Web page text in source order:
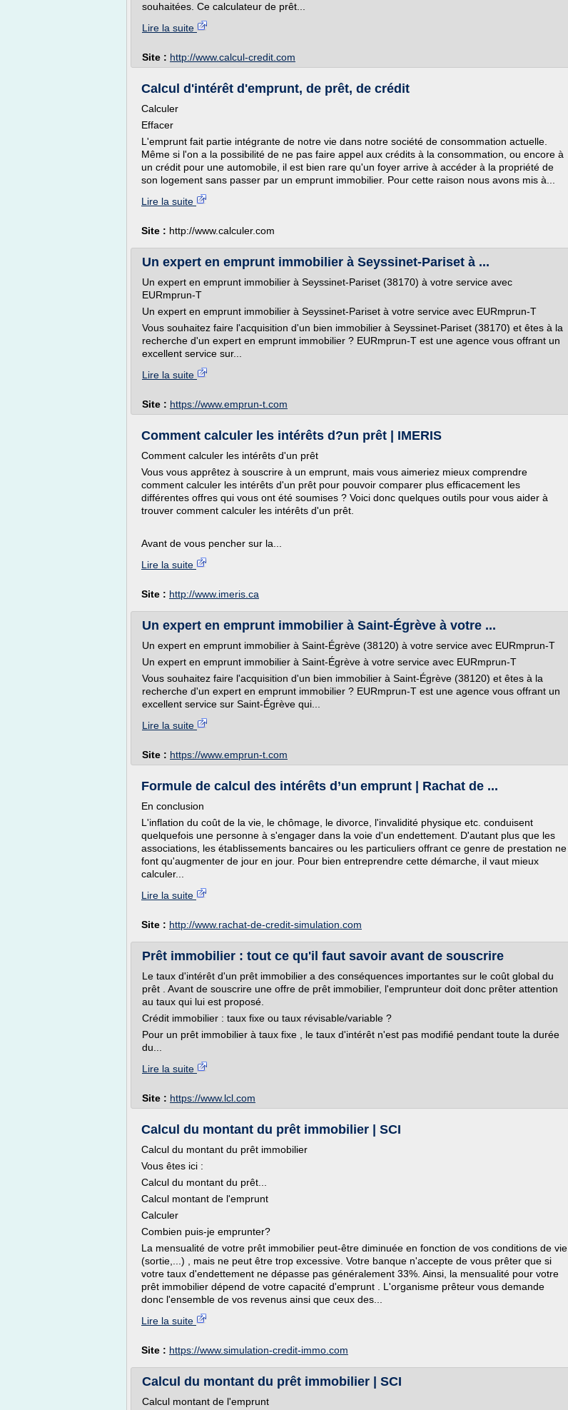
souhaitées. Ce calculateur de prêt...
Lire la suite
Site : http://www.calcul-credit.com
Calcul d'intérêt d'emprunt, de prêt, de crédit
Calculer
Effacer
L'emprunt fait partie intégrante de notre vie dans notre société de consommation actuelle.
Même si l'on a la possibilité de ne pas faire appel aux crédits à la consommation, ou encore à
un crédit pour une automobile, il est bien rare qu'un foyer arrive à accéder à la propriété de
son logement sans passer par un emprunt immobilier. Pour cette raison nous avons mis à...
Lire la suite
Site : http://www.calculer.com
Un expert en emprunt immobilier à Seyssinet-Pariset à ...
Un expert en emprunt immobilier à Seyssinet-Pariset (38170) à votre service avec
EURmprun-T
Un expert en emprunt immobilier à Seyssinet-Pariset à votre service avec EURmprun-T
Vous souhaitez faire l'acquisition d'un bien immobilier à Seyssinet-Pariset (38170) et êtes à la
recherche d'un expert en emprunt immobilier ? EURmprun-T est une agence vous offrant un
excellent service sur...
Lire la suite
Site : https://www.emprun-t.com
Comment calculer les intérêts d?un prêt | IMERIS
Comment calculer les intérêts d'un prêt
Vous vous apprêtez à souscrire à un emprunt, mais vous aimeriez mieux comprendre
comment calculer les intérêts d'un prêt pour pouvoir comparer plus efficacement les
différentes offres qui vous ont été soumises ? Voici donc quelques outils pour vous aider à
trouver comment calculer les intérêts d'un prêt.
Avant de vous pencher sur la...
Lire la suite
Site : http://www.imeris.ca
Un expert en emprunt immobilier à Saint-Égrève à votre ...
Un expert en emprunt immobilier à Saint-Égrève (38120) à votre service avec EURmprun-T
Un expert en emprunt immobilier à Saint-Égrève à votre service avec EURmprun-T
Vous souhaitez faire l'acquisition d'un bien immobilier à Saint-Égrève (38120) et êtes à la
recherche d'un expert en emprunt immobilier ? EURmprun-T est une agence vous offrant un
excellent service sur Saint-Égrève qui...
Lire la suite
Site : https://www.emprun-t.com
Formule de calcul des intérêts d’un emprunt | Rachat de ...
En conclusion
L'inflation du coût de la vie, le chômage, le divorce, l'invalidité physique etc. conduisent
quelquefois une personne à s'engager dans la voie d'un endettement. D'autant plus que les
associations, les établissements bancaires ou les particuliers offrant ce genre de prestation ne
font qu'augmenter de jour en jour. Pour bien entreprendre cette démarche, il vaut mieux
calculer...
Lire la suite
Site : http://www.rachat-de-credit-simulation.com
Prêt immobilier : tout ce qu'il faut savoir avant de souscrire
Le taux d'intérêt d'un prêt immobilier a des conséquences importantes sur le coût global du
prêt . Avant de souscrire une offre de prêt immobilier, l'emprunteur doit donc prêter attention
au taux qui lui est proposé.
Crédit immobilier : taux fixe ou taux révisable/variable ?
Pour un prêt immobilier à taux fixe , le taux d'intérêt n'est pas modifié pendant toute la durée
du...
Lire la suite
Site : https://www.lcl.com
Calcul du montant du prêt immobilier | SCI
Calcul du montant du prêt immobilier
Vous êtes ici :
Calcul du montant du prêt...
Calcul montant de l'emprunt
Calculer
Combien puis-je emprunter?
La mensualité de votre prêt immobilier peut-être diminuée en fonction de vos conditions de vie
(sortie,...) , mais ne peut être trop excessive. Votre banque n'accepte de vous prêter que si
votre taux d'endettement ne dépasse pas généralement 33%. Ainsi, la mensualité pour votre
prêt immobilier dépend de votre capacité d'emprunt . L'organisme prêteur vous demande
donc l'ensemble de vos revenus ainsi que ceux des...
Lire la suite
Site : https://www.simulation-credit-immo.com
Calcul du montant du prêt immobilier | SCI
Calcul montant de l'emprunt